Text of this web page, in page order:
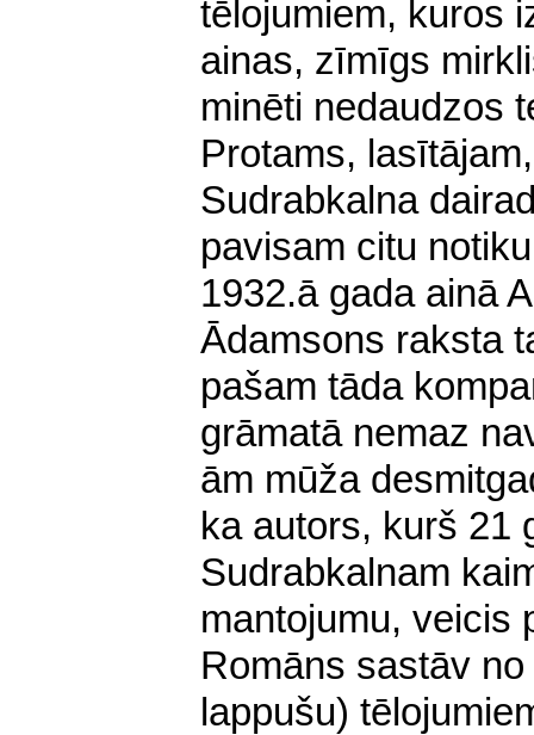
tēlojumiem, kuros
ainas, zīmīgs
minēti nedaudzos
Protams,
Sudrabkalna
pavisam citu
1932.ā gada ainā
Ādamsons raksta
pašam tāda
grāmatā nemaz
ām mūža
ka autors, kurš 21
Sudrabkalnam
mantojumu, veicis
Romāns sastāv
lappušu)